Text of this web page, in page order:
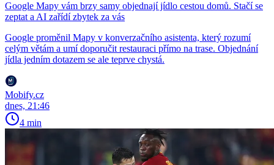
Google Mapy vám brzy samy objednají jídlo cestou domů. Stačí se
zeptat a AI zařídí zbytek za vás
Google proměnil Mapy v konverzačního asistenta, který rozumí
celým větám a umí doporučit restauraci přímo na trase. Objednání
jídla jedním dotazem se ale teprve chystá.
Mobify.cz
dnes, 21:46
4 min